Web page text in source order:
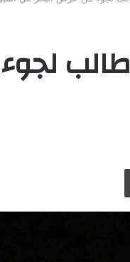
ليبيا.. إعادة
طباعة